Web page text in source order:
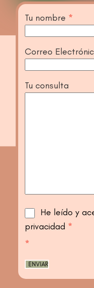
Tu nombre *
Correo
Tu consulta
He leído y
privacidad *
*
ENVIAR